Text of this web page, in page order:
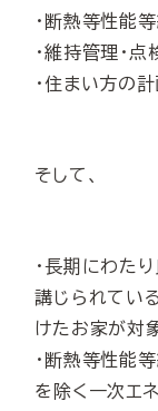
・断熱等性能
・維持管理・
・住まい方の
そして、
・長期にわた
講じられてい
けたお家が対
・断熱等性能
を除く一次エ